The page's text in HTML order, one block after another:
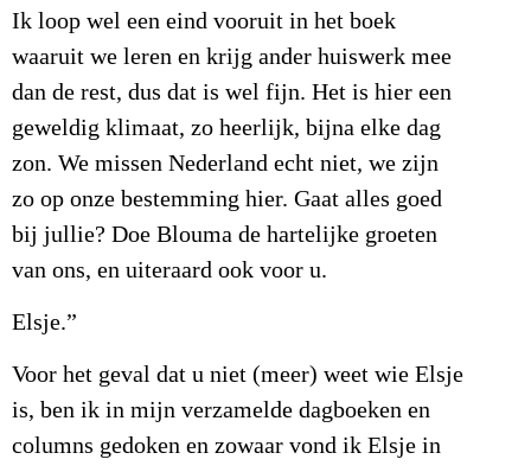
Ik loop wel een eind vooruit in het boek
waaruit we leren en krijg ander huiswerk mee
dan de rest, dus dat is wel fijn. Het is hier een
geweldig klimaat, zo heerlijk, bijna elke dag
zon. We missen Nederland echt niet, we zijn
zo op onze bestemming hier. Gaat alles goed
bij jullie? Doe Blouma de hartelijke groeten
van ons, en uiteraard ook voor u.
Elsje.”
Voor het geval dat u niet (meer) weet wie Elsje
is, ben ik in mijn verzamelde dagboeken en
columns gedoken en zowaar vond ik Elsje in